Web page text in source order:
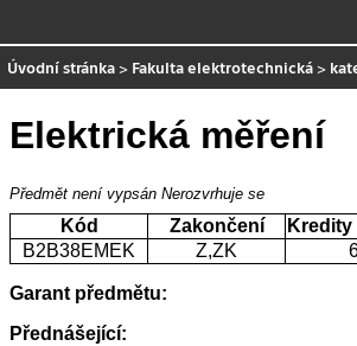
Úvodní stránka > Fakulta elektrotechnická >
Elektrická měření
Předmět není vypsán Nerozvrhuje se
Kód Zakončení Kredity
B2B38EMEK
Z,ZK
Garant předmětu:
Přednášející: